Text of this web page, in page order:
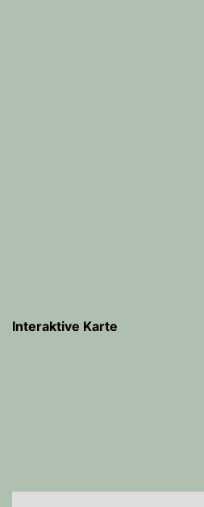
Interaktive Karte